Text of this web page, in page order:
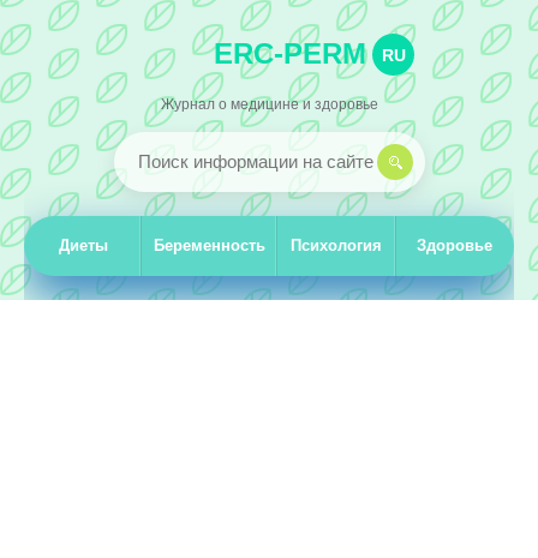
ERC-PERM RU
Журнал о медицине и здоровье
Диеты Беременность Психология Здоровье